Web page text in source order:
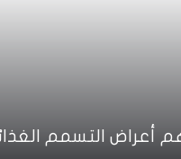
أعراض التسمم